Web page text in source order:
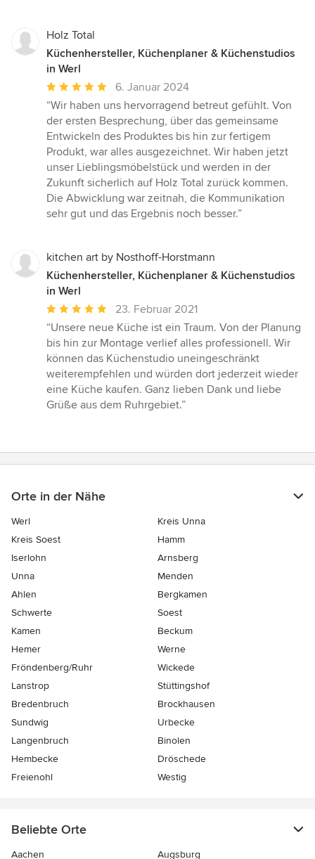
Holz Total
Küchenhersteller, Küchenplaner & Küchenstudios
in Werl
Durchschnittliche
Bewertung:
5
von
5
Sternen
6. Januar 2024
“Wir haben uns hervorragend betreut gefühlt. Von
der ersten Besprechung, über das gemeinsame
Entwickeln des Produktes bis hin zur fertigem
Produkt, war alles ausgezeichnet. Wir haben jetzt
unser Lieblingsmöbelstück und werden in der
Zukunft sicherlich auf Holz Total zurück kommen.
Die Abwicklung war zeitnah, die Kommunikation
sehr gut und das Ergebnis noch besser.”
kitchen art by Nosthoff-Horstmann
Küchenhersteller, Küchenplaner & Küchenstudios
in Werl
Durchschnittliche
Bewertung:
5
von
5
Sternen
23. Februar 2021
“Unsere neue Küche ist ein Traum. Von der Planung
bis hin zur Montage verlief alles professionell. Wir
können das Küchenstudio uneingeschränkt
weiterempfehlen und würden dort jederzeit wieder
eine Küche kaufen. Ganz lieben Dank und liebe
Grüße aus dem Ruhrgebiet.”
Orte in der Nähe
Werl
Kreis Unna
Kreis Soest
Hamm
Iserlohn
Arnsberg
Unna
Menden
Ahlen
Bergkamen
Schwerte
Soest
Kamen
Beckum
Hemer
Werne
Fröndenberg/Ruhr
Wickede
Lanstrop
Stüttingshof
Bredenbruch
Brockhausen
Sundwig
Urbecke
Langenbruch
Binolen
Hembecke
Dröschede
Freienohl
Westig
Beliebte Orte
Aachen Augsburg